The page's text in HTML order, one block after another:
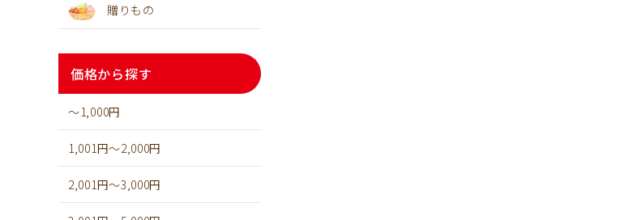
贈りもの
価格から探す
～1,000円
1,001円～2,000円
2,001円～3,000円